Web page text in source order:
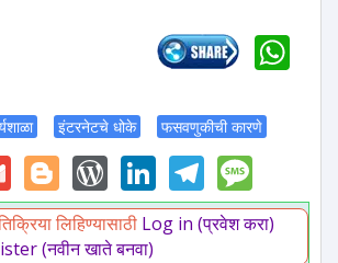
इंटरनेटचे धोके फसवणुकीची कारणे
GmailBlogger
WordPress
LinkedIn
लिहिण्यासाठी Log in (प्रवेश करा)
(नवीन खाते बनवा)